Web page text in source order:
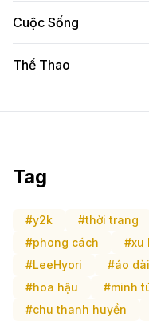
Cuộc Sống
Thể Thao
Tag
#y2k #thời trang
#phong cách
#xu
#LeeHyori
#áo dài
#hoa hậu
#minh
#chu thanh huyền